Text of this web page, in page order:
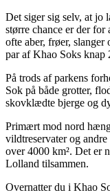
Det siger sig selv, at jo
større chance er der for
ofte aber, frøer, slanger
par af Khao Soks knap
På trods af parkens
Sok på både grotter,
skovklædte bjerge og
Primært mod nord
vildtreservater og
over 4000 km². Det er
Lolland tilsammen.
Overnatter du i Khao